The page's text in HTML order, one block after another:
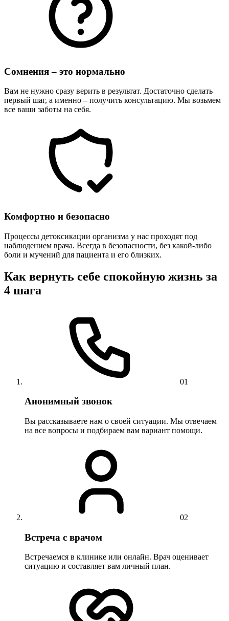
Сомнения – это нормально
Вам не нужно сразу верить в результат. Достаточно сделать
первый шаг, а именно – получить консультацию. Мы возьмем
все ваши заботы на себя.
Комфортно и безопасно
Процессы детоксикации организма у нас проходят под
наблюдением врача. Всегда в безопасности, без какой-либо
боли и мучений для пациента и его близких.
Как вернуть себе спокойную жизнь за
4 шага
01
Анонимный звонок
Вы рассказываете нам о своей ситуации. Мы отвечаем
на все вопросы и подбираем вам вариант помощи.
02
Встреча с врачом
Встречаемся в клинике или онлайн. Врач оценивает
ситуацию и составляет вам личный план.